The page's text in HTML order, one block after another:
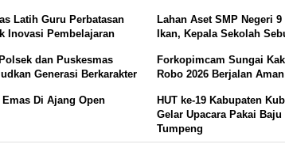
Latih Guru Perbatasan
Inovasi Pembelajaran
Lahan Aset SMP Negeri
Ikan, Kepala Sekolah
dan Puskesmas
Generasi Berkarakter
Forkopimcam Sungai
Robo 2026 Berjalan
Di Ajang Open
HUT ke-19 Kabupaten
Gelar Upacara Pakai
Tumpeng